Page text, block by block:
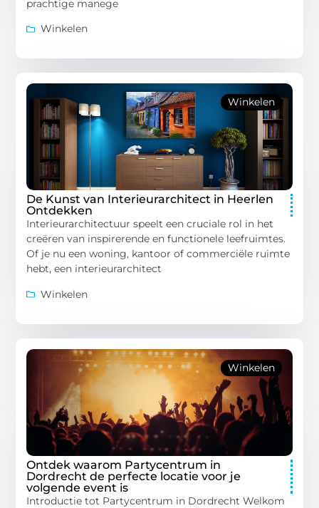
prachtige manege
Winkelen
Winkelen
De Kunst van Interieurarchitect in Heerlen
Ontdekken
Interieurarchitectuur speelt een cruciale rol in het
creëren van inspirerende en functionele leefruimtes.
Of je nu een woning, kantoor of commerciële ruimte
hebt, een interieurarchitect
Winkelen
Winkelen
Ontdek waarom Partycentrum in
Dordrecht de perfecte locatie voor je
volgende event is
Introductie tot Partycentrum in Dordrecht Welkom